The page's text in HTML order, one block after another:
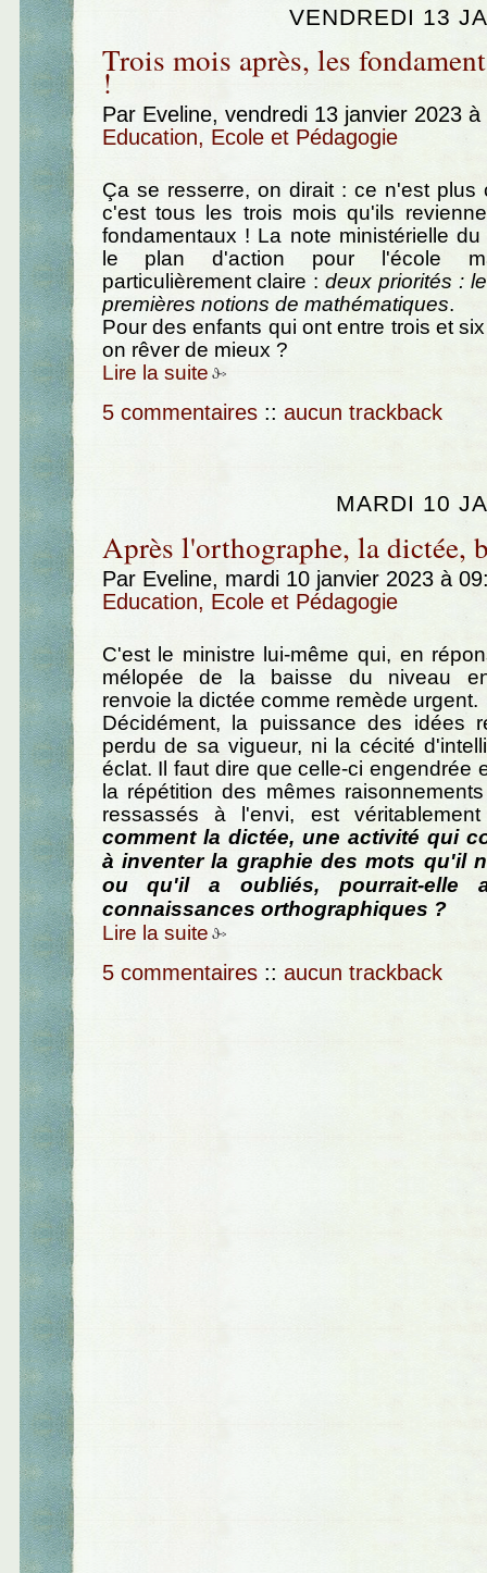
VENDREDI 13
Trois mois après, les
!
Par Eveline, vendredi 13 janvier 2023
Education, Ecole et Pédagogie
Ça se resserre, on dirait : ce n'est plus
c'est tous les trois mois qu'ils
fondamentaux ! La note ministérielle
le plan d'action pour l'école
particulièrement claire :deux priorités :
premières notions de mathématiques.
Pour des enfants qui ont entre trois et
on rêver de mieux ?
Lire la suite
5 commentaires :: aucun trackback
MARDI 10
Après l'orthographe, la dictée,
Par Eveline, mardi 10 janvier 2023 à
Education, Ecole et Pédagogie
C'est le ministre lui-même qui, en
mélopée de la baisse du niveau
renvoie la dictée comme remède urgent.
Décidément, la puissance des idées
perdu de sa vigueur, ni la cécité
éclat. Il faut dire que celle-ci engendrée
la répétition des mêmes
ressassés à l'envi, est
comment la dictée, une activité qui
à inventer la graphie des mots qu'il
ou qu'il a oubliés, pourrait-elle
connaissances orthographiques ?
Lire la suite
5 commentaires :: aucun trackback